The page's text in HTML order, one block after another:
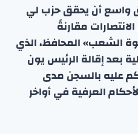
واسع أن يحقق حزب لي
مقارنةً
الشعب» المحافظ، الذي
بعد إقالة الرئيس يون
عليه بالسجن مدى
العرفية في أواخر